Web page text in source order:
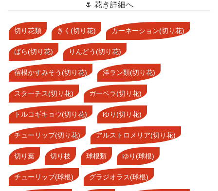
🌷 花き詳細へ
切り花類 きく(切り花) カーネーション(切り花)
ばら(切り花) りんどう(切り花)
宿根かすみそう(切り花) 洋ラン類(切り花)
スターチス(切り花) ガーベラ(切り花)
トルコギキョウ(切り花) ゆり(切り花)
チューリップ(切り花) アルストロメリア(切り花)
切り葉 切り枝 球根類 ゆり(球根)
チューリップ(球根) グラジオラス(球根)